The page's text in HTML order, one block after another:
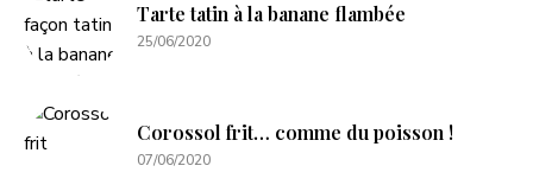
Tarte tatin à la banane flambée
25/06/2020
Corossol frit… comme du poisson !
07/06/2020